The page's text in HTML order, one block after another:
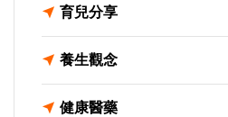
育兒分享
養生觀念
健康醫藥